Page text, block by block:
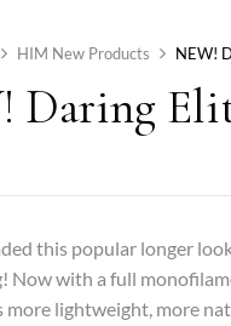
HIM New Products NEW!
Daring
this popular longer
Now with a full
more lightweight, more